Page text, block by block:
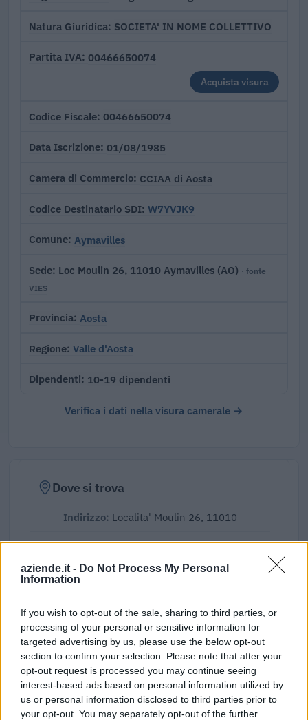
aziende.it - Do Not Process My Personal
Information
If you wish to opt-out of the sale, sharing to third parties, or
processing of your personal or sensitive information for
targeted advertising by us, please use the below opt-out
section to confirm your selection. Please note that after your
opt-out request is processed you may continue seeing
interest-based ads based on personal information utilized by
us or personal information disclosed to third parties prior to
your opt-out. You may separately opt-out of the further
Natura Giuridica SOCIETA' IN NOME COLLETTIVO
Partita IVA 00466650074
Acquista visura
Codice Fiscale 00466650074
Data Iscrizione 01/08/1985
Camera di Commercio CCIAA di Aosta
Codice Destinatario SDI W7YVJK9
Comune Aymavilles
Sede Loc Moulin 26, 11010 Aymavilles (AO) · fonte
VIES
Provincia Aosta
Regione Valle d'Aosta
Dipendenti 10-19 dipendenti
Verifica i dati nella visura camerale →
Dove si trova
Indirizzo: Localita' Moulin 26, 11010
Comune:Aymavilles
Provincia: Aosta